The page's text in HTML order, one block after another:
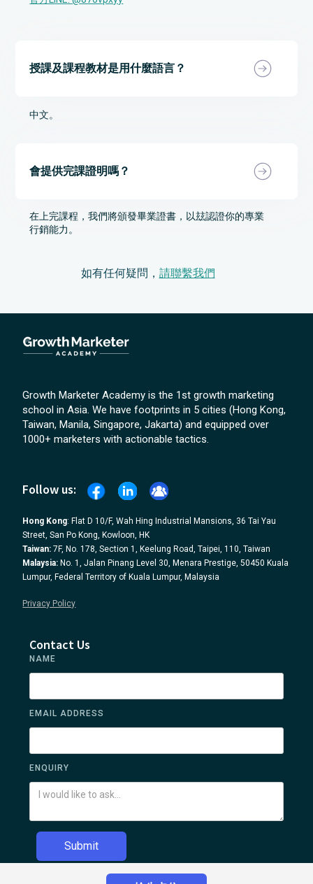
授課及課程教材是用什麼語言？
中文。
會提供完課證明嗎？
在上完課程，我們將頒發畢業證書，以玆認證你的專業
行銷能力。
如有任何疑問， 請聯繫我們
Growth Marketer Academy is the 1st growth marketing
school in Asia. We have footprints in 5 cities (Hong Kong,
Taiwan, Manila, Singapore, Jakarta) and equipped over
1000+ marketers with actionable tactics.
Follow us:
Hong Kong: Flat D 10/F, Wah Hing Industrial Mansions, 36 Tai Yau
Street, San Po Kong, Kowloon, HK
Taiwan: 7F, No. 178, Section 1, Keelung Road, Taipei, 110, Taiwan
Malaysia: No. 1, Jalan Pinang Level 30, Menara Prestige, 50450 Kuala
Lumpur, Federal Territory of Kuala Lumpur, Malaysia
Privacy Policy
Contact Us
NAME
EMAIL ADDRESS
ENQUIRY